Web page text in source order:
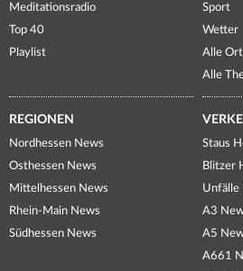
Meditationsradio
Top 40
Playlist
Sport
Wetter
Alle
Alle
REGIONEN
Nordhessen News
Osthessen News
Mittelhessen News
Rhein-Main News
Südhessen News
Staus
Blitzer
Unfälle
A3
A5
A661